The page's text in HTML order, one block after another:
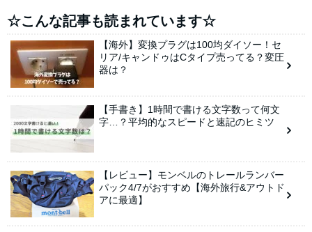
☆こんな記事も読まれています☆
【海外】変換プラグは100均ダイソー！セ
リア/キャンドゥはCタイプ売ってる？変圧
器は？
【手書き】1時間で書ける文字数って何文
字…？平均的なスピードと速記のヒミツ
【レビュー】モンベルのトレールランバー
パック4/7がおすすめ【海外旅行&アウトド
アに最適】